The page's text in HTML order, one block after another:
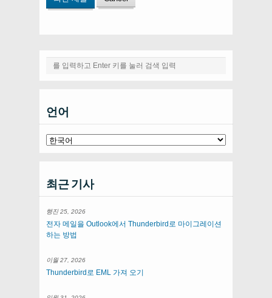
언어
최근 기사
행진 25, 2026
전자 메일을 Outlook에서 Thunderbird로 마이그레이션
하는 방법
이월 27, 2026
Thunderbird로 EML 가져 오기